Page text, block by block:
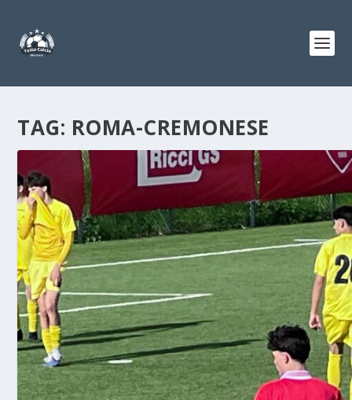
TAG: ROMA-CREMONESE